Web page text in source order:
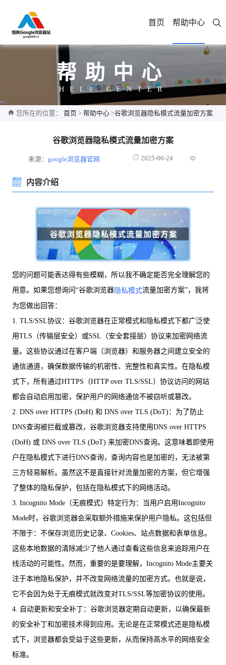
首页 帮助中心
帮助中心
HELP CENTER
您所在的位置： 首页 > 帮助中心 >谷歌浏览器隐私模式流量加密方案
谷歌浏览器隐私模式流量加密方案
来源：google浏览器官网 2025-06-24
内容介绍
您的问题可能表达得有些模糊，所以我不确定能否完全理解您的
用意。如果您想询问“谷歌浏览器隐私模式流量加密方案”，我将
为您做出回答：
1. TLS/SSL协议：谷歌浏览器在正常模式和隐私模式下都广泛使
用TLS（传输层安全）或SSL（安全套接层）协议来加密网络流
量。这些协议通过在客户端（浏览器）和服务器之间建立安全的
通信通道，确保数据传输的机密性、完整性和真实性。在隐私模
式下，所有通过HTTPS（HTTP over TLS/SSL）协议访问的网站
都会自动启用加密，保护用户的网络通信不被窃听或篡改。
2. DNS over HTTPS (DoH) 和 DNS over TLS (DoT)：为了防止
DNS查询被拦截或篡改，谷歌浏览器支持使用DNS over HTTPS
(DoH) 或 DNS over TLS (DoT) 来加密DNS查询。这意味着即使用
户在隐私模式下进行DNS查询，查询内容也是加密的，无法被第
三方轻易解析。虽然这不是直接针对流量加密的方案，但它增强
了整体的隐私保护，包括在隐私模式下的网络活动。
3. Incognito Mode（无痕模式）特定行为：当用户启用Incognito
Mode时，谷歌浏览器会采取额外措施来保护用户隐私。这包括但
不限于：不保存浏览历史记录、Cookies、站点数据和表单信息。
这些本地数据的清除减少了他人通过查看这些信息来追踪用户在
线活动的可能性。然而，重要的是要理解，Incognito Mode主要关
注于本地隐私保护，并不改变网络流量的加密方式。也就是说，
它不会因为处于无痕模式就改变对TLS/SSL等加密协议的使用。
4. 自动更新和安全补丁：谷歌浏览器定期自动更新，以确保最新
的安全补丁和加密技术得到应用。无论是在正常模式还是隐私模
式下，浏览器都会受益于这些更新，从而保持高水平的网络安全
标准。